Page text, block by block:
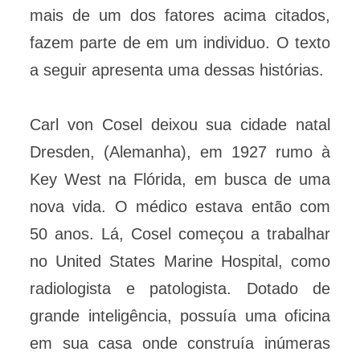
mais de um dos fatores acima citados,
fazem parte de em um individuo. O texto
a seguir apresenta uma dessas histórias.
Carl von Cosel deixou sua cidade natal
Dresden, (Alemanha), em 1927 rumo à
Key West na Flórida, em busca de uma
nova vida. O médico estava então com
50 anos. Lá, Cosel começou a trabalhar
no United States Marine Hospital, como
radiologista e patologista. Dotado de
grande inteligência, possuía uma oficina
em sua casa onde construía inúmeras